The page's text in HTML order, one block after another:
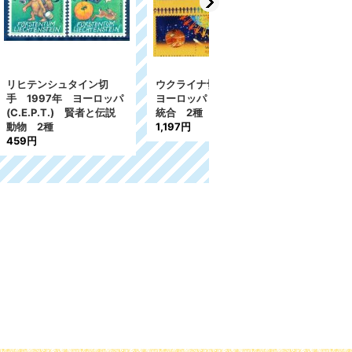
ン切
ロッパ
と伝説
ウクライナ切手 2006年
ヨーロッパ（C.E.P.T.）
統合 2種